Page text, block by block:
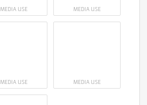
MEDIA USE MEDIA USE
MEDIA USE MEDIA USE